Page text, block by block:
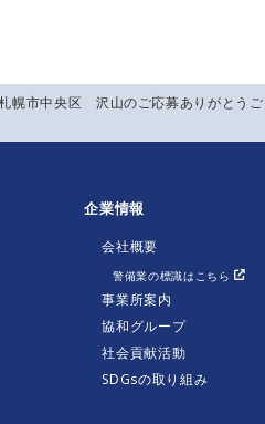
幌市中央区 沢山のご応募ありがとう
企業情報
会社概要
警備業の標識はこちら
事業所案内
協和グループ
社会貢献活動
SDGsの取り組み